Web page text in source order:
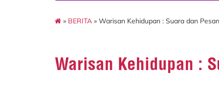
» BERITA » Warisan Kehidupan : Suara dan
Warisan Kehidupan :